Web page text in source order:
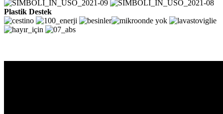
Plastik Destek